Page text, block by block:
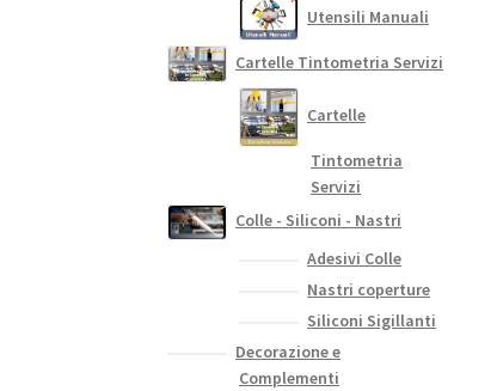
Utensili Manuali
Cartelle Tintometria Servizi
Cartelle
Tintometria
Servizi
Colle - Siliconi - Nastri
Adesivi Colle
Nastri coperture
Siliconi Sigillanti
Decorazione e
Complementi